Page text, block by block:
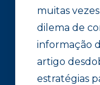
muitas
dilema de
informação
artigo
estratégias